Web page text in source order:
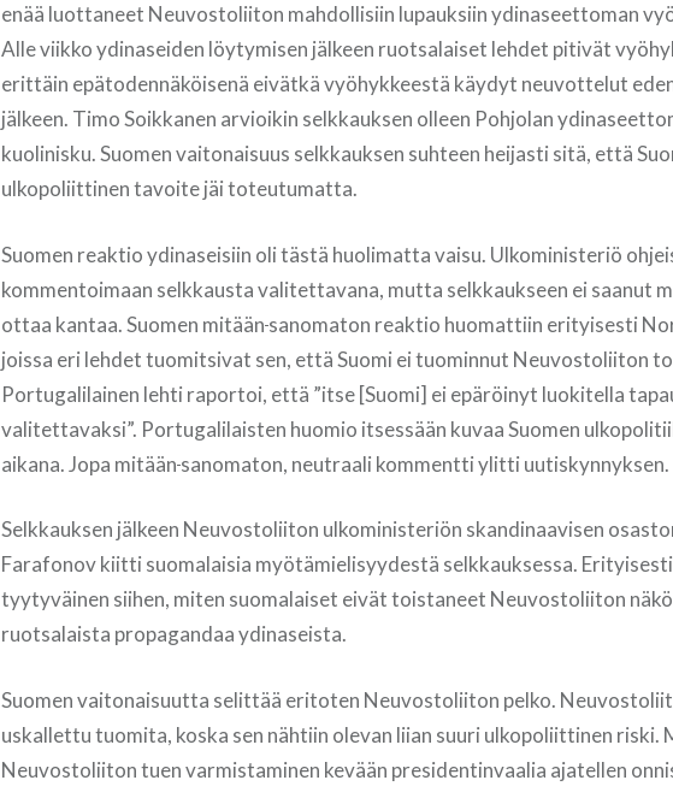
enää luottaneet Neuvostoliiton mahdollisiin lupauksiin ydinaseettoman
Alle viikko ydinaseiden löytymisen jälkeen ruotsalaiset lehdet pitivät
erittäin epätodennäköisenä eivätkä vyöhykkeestä käydyt neuvottelut
jälkeen. Timo Soikkanen arvioikin selkkauksen olleen Pohjolan
kuolinisku. Suomen vaitonaisuus selkkauksen suhteen heijasti sitä, että
ulkopoliittinen tavoite jäi toteutumatta.
Suomen reaktio ydinaseisiin oli tästä huolimatta vaisu. Ulkoministeriö
kommentoimaan selkkausta valitettavana, mutta selkkaukseen ei saanut
ottaa kantaa. Suomen mitään sanomaton reaktio huomattiin erityisesti
joissa eri lehdet tuomitsivat sen, että Suomi ei tuominnut Neuvostoliiton
Portugalilainen lehti raportoi, että ”itse [Suomi] ei epäröinyt luokitella
valitettavaksi”. Portugalilaisten huomio itsessään kuvaa Suomen
aikana. Jopa mitään sanomaton, neutraali kommentti ylitti uutiskynnyksen.
Selkkauksen jälkeen Neuvostoliiton ulkoministeriön skandinaavisen
Farafonov kiitti suomalaisia myötämielisyydestä selkkauksessa.
tyytyväinen siihen, miten suomalaiset eivät toistaneet Neuvostoliiton
ruotsalaista propagandaa ydinaseista.
Suomen vaitonaisuutta selittää eritoten Neuvostoliiton pelko.
uskallettu tuomita, koska sen nähtiin olevan liian suuri ulkopoliittinen riski.
Neuvostoliiton tuen varmistaminen kevään presidentinvaalia ajatellen